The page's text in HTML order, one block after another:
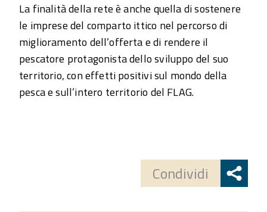
La finalità della rete è anche quella di sostenere
le imprese del comparto ittico nel percorso di
miglioramento dell’offerta e di rendere il
pescatore protagonista dello sviluppo del suo
territorio, con effetti positivi sul mondo della
pesca e sull’intero territorio del FLAG.
Condividi